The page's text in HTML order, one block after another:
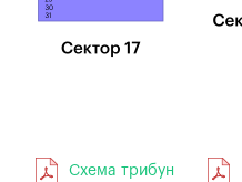
Схема трибун